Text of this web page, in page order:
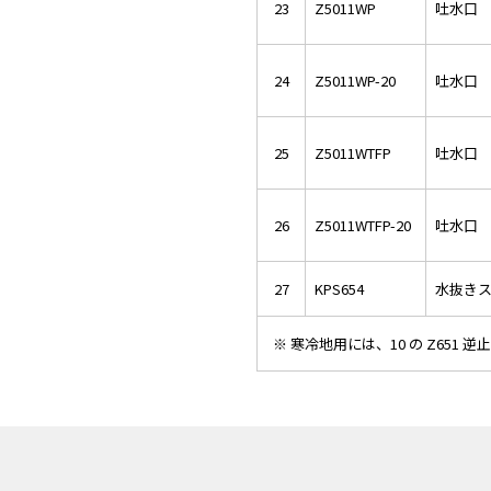
23 Z5011WP 吐水口
24 Z5011WP-20 吐水口
25 Z5011WTFP 吐水口
26 Z5011WTFP-20 吐水口
27 KPS654 水抜き
※ 寒冷地用には、10 の Z651 逆